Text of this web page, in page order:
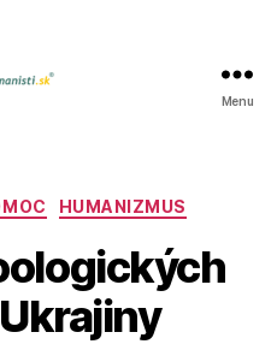
Menu
KategórieHUMANIZMUS